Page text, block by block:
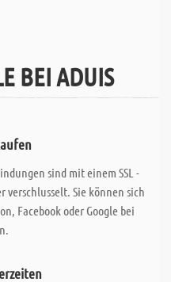
BEI ADUIS
sind mit einem SSL -
verschlusselt. Sie können sich
Facebook oder Google bei